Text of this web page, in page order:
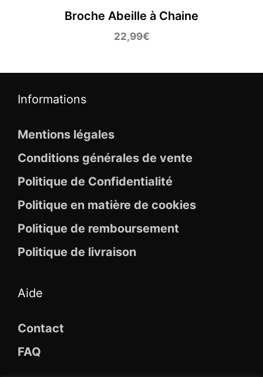
Broche Abeille à Chaine
22,99€
Informations
Mentions légales
Conditions générales de vente
Politique de Confidentialité
Politique en matière de cookies
Politique de remboursement
Politique de livraison
Aide
Contact
FAQ